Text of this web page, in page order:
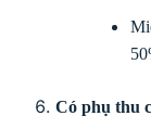
Có phụ thu